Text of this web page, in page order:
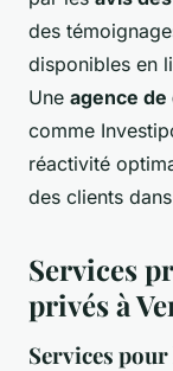
des
disponibles en
Une agence
comme
réactivité
des clients
Services
privés à
Services